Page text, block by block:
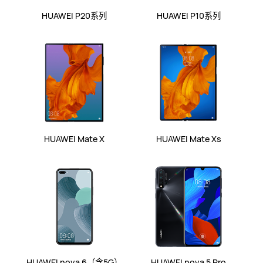
HUAWEI P20系列 HUAWEI P10系列
HUAWEI Mate X HUAWEI Mate Xs